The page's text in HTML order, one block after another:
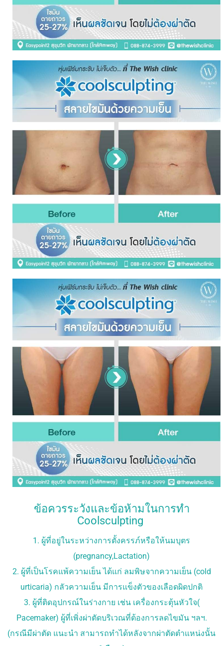
ข้อควรระวังและข้อห้ามในการทำ
Coolsculpting
1. ผู้ที่อยู่ในระหว่างการตั้งครรภ์หรือให้นมบุตร
(pregnancy,Lactation)
2. ผู้ที่เป็นโรคแพ้ความเย็น ได้แก่ ลมพิษจากความเย็น (cold
urticaria) กลัวความเย็น มีการแข็งตัวของเลือดผิดปกติ
3. ผู้ที่ติดอุปกรณ์ในร่างกาย เช่น เครื่องกระตุ้นหัวใจ(
Pacemaker) ผู้ที่เพิ่งผ่าตัดบริเวณที่ต้องการลดไขมัน ฯลฯ.
(กรณีมีผ่าตัด แนะนำ สามารถทำได้หลังจากผ่าตัดตำแหน่งนั้น